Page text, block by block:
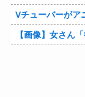
Vチューバーがアニ
【画像】女さん「彼